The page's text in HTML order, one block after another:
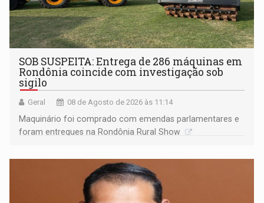
SOB SUSPEITA: Entrega de 286 máquinas em
Rondônia coincide com investigação sob
sigilo
Geral 08 de Agosto de 2026 às 11:14
Maquinário foi comprado com emendas parlamentares e
foram entregues na Rondônia Rural Show